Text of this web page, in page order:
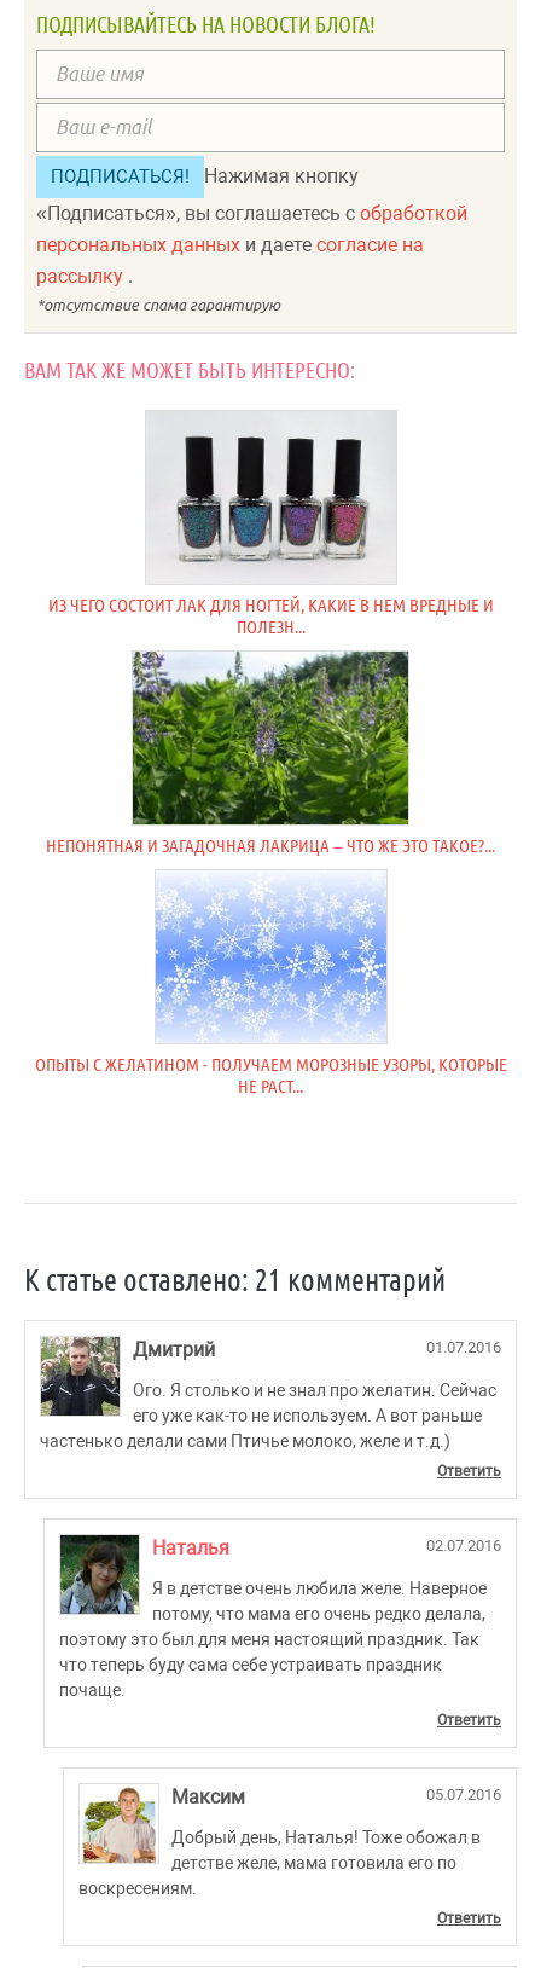
ПОДПИСЫВАЙТЕСЬ НА НОВОСТИ БЛОГА!
Нажимая кнопку
«Подписаться», вы соглашаетесь с обработкой
персональных данных и даете согласие на
рассылку .
ВАМ ТАК ЖЕ МОЖЕТ БЫТЬ ИНТЕРЕСНО:
ИЗ ЧЕГО СОСТОИТ ЛАК ДЛЯ НОГТЕЙ, КАКИЕ В НЕМ ВРЕДНЫЕ И
ПОЛЕЗН...
НЕПОНЯТНАЯ И ЗАГАДОЧНАЯ ЛАКРИЦА – ЧТО ЖЕ ЭТО ТАКОЕ?...
ОПЫТЫ С ЖЕЛАТИНОМ - ПОЛУЧАЕМ МОРОЗНЫЕ УЗОРЫ, КОТОРЫЕ
НЕ РАСТ...
К статье оставлено: 21 комментарий
Дмитрий 01.07.2016
Ого. Я столько и не знал про желатин. Сейчас
его уже как-то не используем. А вот раньше
частенько делали сами Птичье молоко, желе и т.д.)
Ответить
Наталья 02.07.2016
Я в детстве очень любила желе. Наверное
потому, что мама его очень редко делала,
поэтому это был для меня настоящий праздник. Так
что теперь буду сама себе устраивать праздник
почаще.
Ответить
Максим 05.07.2016
Добрый день, Наталья! Тоже обожал в
детстве желе, мама готовила его по
воскресениям.
Ответить